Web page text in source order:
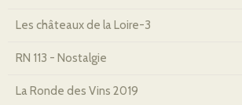
Les châteaux de la Loire-3
RN 113 - Nostalgie
La Ronde des Vins 2019